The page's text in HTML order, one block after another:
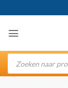
naar
inhoud
Producten
zoeken